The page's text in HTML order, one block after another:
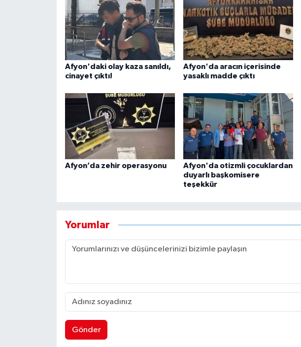
Afyon'daki olay kaza sanıldı,
cinayet çıktı!
Afyon'da aracın içerisinde
yasaklı madde çıktı
Afyon’da zehir operasyonu
Afyon'da otizmli çocuklardan
duyarlı başkomisere
teşekkür
Yorumlar
Gönder